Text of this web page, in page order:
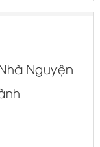
Nguyện